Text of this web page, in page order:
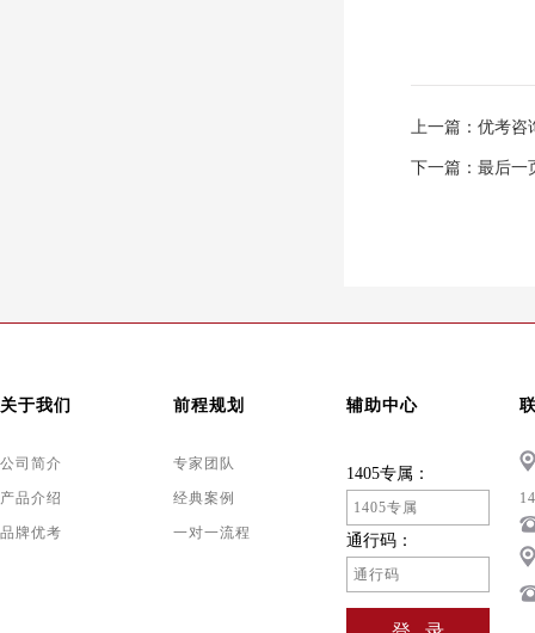
上一篇： 优考咨
下一篇： 最后一
关于我们
公司简介
产品介绍
品牌优考
前程规划
专家团队
经典案例
一对一流程
辅助中心
1405专属：
通行码：